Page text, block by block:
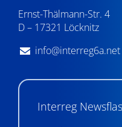
Ernst-Thälmann-Str. 4
D – 17321 Löcknitz
info@interreg6a.net
Interreg